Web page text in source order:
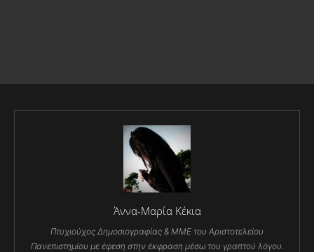
Άννα-Μαρία Κέκια
Πτυχιούχος Δημοσιογραφίας & ΜΜΕ του Αριστοτελείου
Πανεπιστημίου με έφεση στην έκφραση μέσω του γραπτού λόγου.